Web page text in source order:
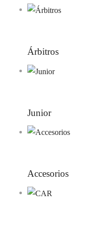
Árbitros
Junior
Accesorios